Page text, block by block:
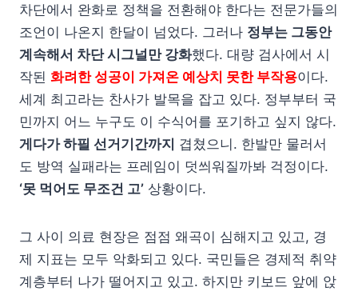
차단에서 완화로 정책을 전환해야 한다는 전문가들의
조언이 나온지 한달이 넘었다. 그러나 정부는 그동안
계속해서 차단 시그널만 강화했다. 대량 검사에서 시
작된 화려한 성공이 가져온 예상치 못한 부작용이다.
세계 최고라는 찬사가 발목을 잡고 있다. 정부부터 국
민까지 어느 누구도 이 수식어를 포기하고 싶지 않다.
게다가 하필 선거기간까지 겹쳤으니. 한발만 물러서
도 방역 실패라는 프레임이 덧씌워질까봐 걱정이다.
‘못 먹어도 무조건 고’ 상황이다.
그 사이 의료 현장은 점점 왜곡이 심해지고 있고, 경
제 지표는 모두 악화되고 있다. 국민들은 경제적 취약
계층부터 나가 떨어지고 있고. 하지만 키보드 앞에 앉